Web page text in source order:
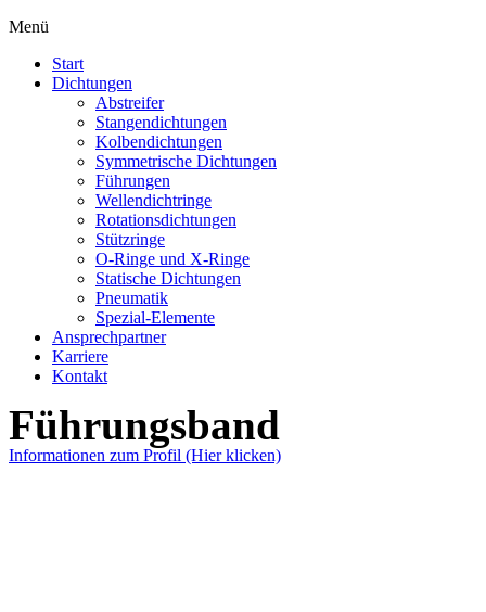
Menü
Start
Dichtungen
Abstreifer
Stangendichtungen
Kolbendichtungen
Symmetrische Dichtungen
Führungen
Wellendichtringe
Rotationsdichtungen
Stützringe
O-Ringe und X-Ringe
Statische Dichtungen
Pneumatik
Spezial-Elemente
Ansprechpartner
Karriere
Kontakt
Führungsband
Informationen zum Profil (Hier klicken)